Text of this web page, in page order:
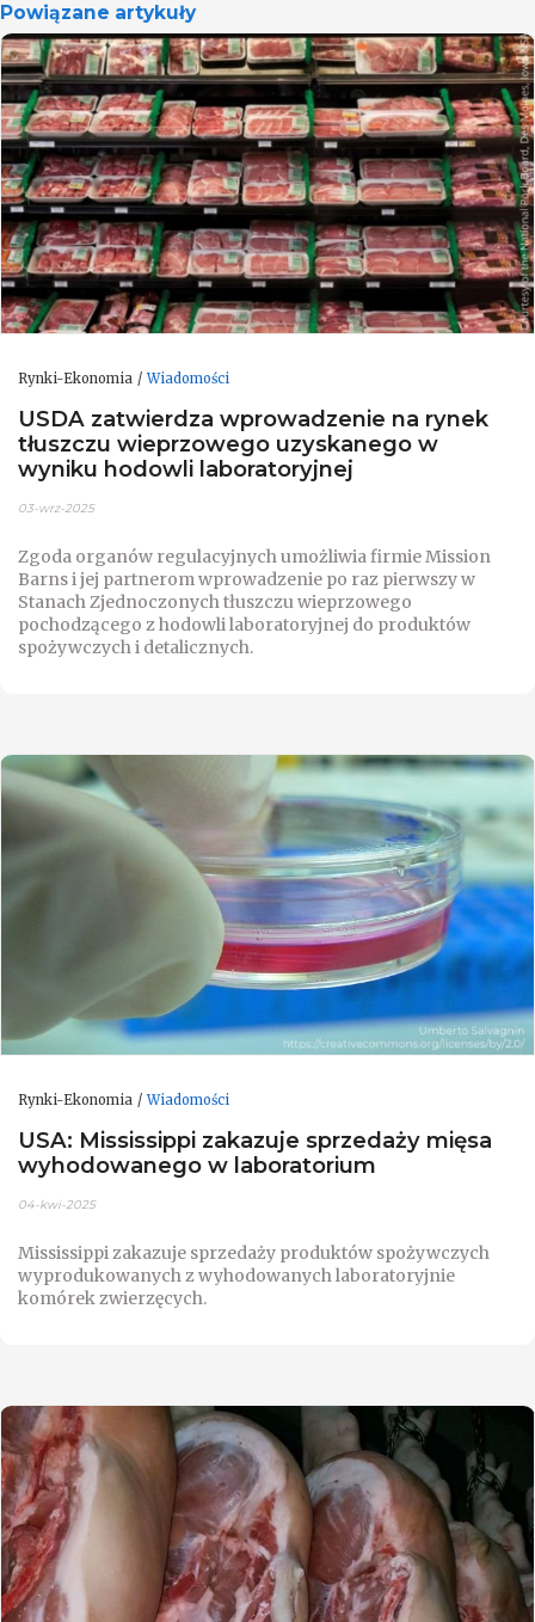
Powiązane artykuły
Rynki-Ekonomia Wiadomości
USDA zatwierdza wprowadzenie na rynek
tłuszczu wieprzowego uzyskanego w
wyniku hodowli laboratoryjnej
03-wrz-2025
Zgoda organów regulacyjnych umożliwia firmie Mission
Barns i jej partnerom wprowadzenie po raz pierwszy w
Stanach Zjednoczonych tłuszczu wieprzowego
pochodzącego z hodowli laboratoryjnej do produktów
spożywczych i detalicznych.
Rynki-Ekonomia Wiadomości
USA: Mississippi zakazuje sprzedaży mięsa
wyhodowanego w laboratorium
04-kwi-2025
Mississippi zakazuje sprzedaży produktów spożywczych
wyprodukowanych z wyhodowanych laboratoryjnie
komórek zwierzęcych.